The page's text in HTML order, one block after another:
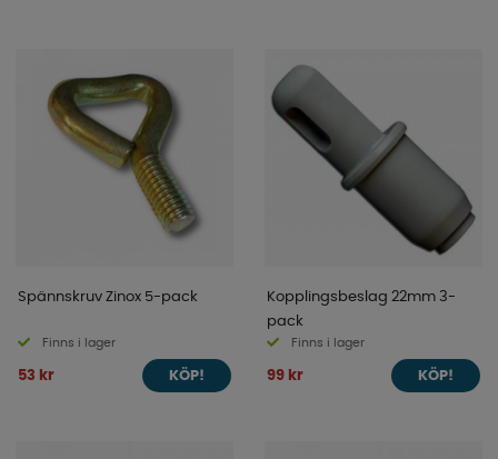
Spännskruv Zinox 5-pack
Finns i lager
53 kr KÖP!
Kopplingsbeslag 22mm 3-
pack
Finns i lager
99 kr KÖP!